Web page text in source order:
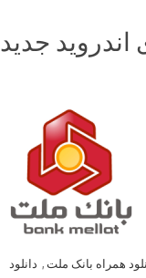
اندروید جدید
همراه بانک ملت , دانلود